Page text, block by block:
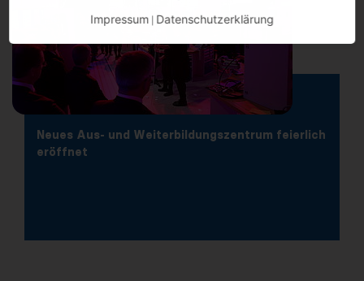
Neues Aus- und Weiterbildungszentrum feierlich
eröffnet
Impressum Datenschutzerklärung